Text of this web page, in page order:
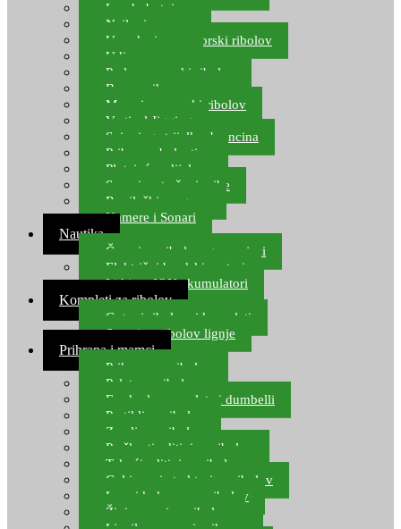
Lov hobotnice
Najloni za more
Upredenice za morski ribolov
Udice za more
Perle za morski ribolov
Brum prihrana za more
Mamci za morski ribolov
Vertical Jigging
Spinning strijelke, brancina
Pribor za bolentino
Plutajuća odijela
Sonari za traženje ribe
Ronilački program
Kamere i Sonari
Nautika
Čamci za ribolov, gumenjaci
Električni brodski motori
Lithium ION akumulatori
Kompleti za ribolov
Gotovi ribolovni kompleti
Setovi za ribolov lignje
Prihrana i mamci
Prihrana za ribolov
Pelete za ribolov
Feeder lovne pelete i dumbelli
Partikli za ribolov
Zemlja za ribolov
Praškasti aditivi za ribolov
Tekući aditivi za ribolov
Gel i sprej atraktori za ribolov
Lovni kukuruz za ribolov
Živi mamci za ribolov